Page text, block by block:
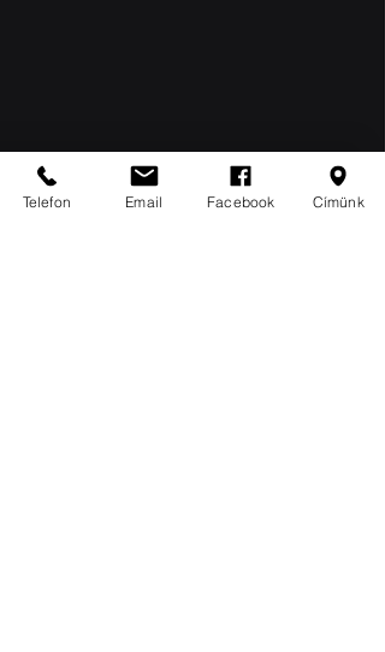
Telefon Email Facebook Címünk